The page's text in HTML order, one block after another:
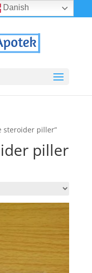
steroider piller”
piller
Danish